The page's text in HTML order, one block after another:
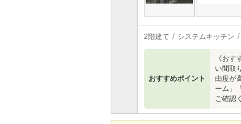
2階建て システムキッチン
おすすめポイント
《お
い間取
由度が
ーム」
ご確認